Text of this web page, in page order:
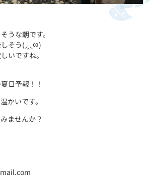
うな朝です。
そう(◞︎‸◟︎ㆀ)
いですね。
日予報！！
かいです。
ませんか？